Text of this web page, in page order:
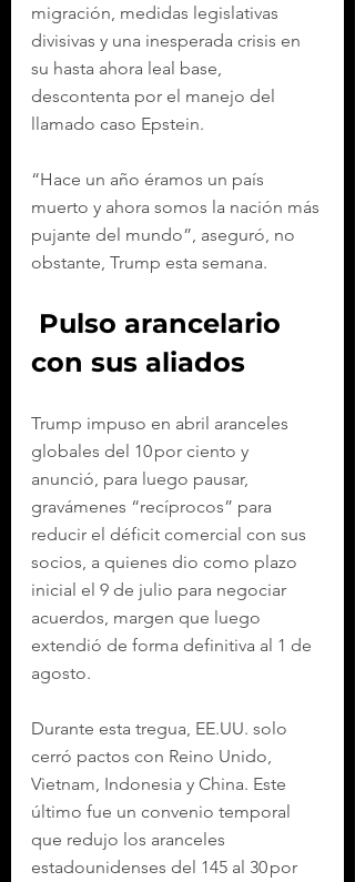
migración, medidas legislativas
divisivas y una inesperada crisis en
su hasta ahora leal base,
descontenta por el manejo del
llamado caso Epstein.
“Hace un año éramos un país
muerto y ahora somos la nación más
pujante del mundo”, aseguró, no
obstante, Trump esta semana.
Pulso arancelario
con sus aliados
Trump impuso en abril aranceles
globales del 10 por ciento y
anunció, para luego pausar,
gravámenes “recíprocos” para
reducir el déficit comercial con sus
socios, a quienes dio como plazo
inicial el 9 de julio para negociar
acuerdos, margen que luego
extendió de forma definitiva al 1 de
agosto.
Durante esta tregua, EE.UU. solo
cerró pactos con Reino Unido,
Vietnam, Indonesia y China. Este
último fue un convenio temporal
que redujo los aranceles
estadounidenses del 145 al 30 por